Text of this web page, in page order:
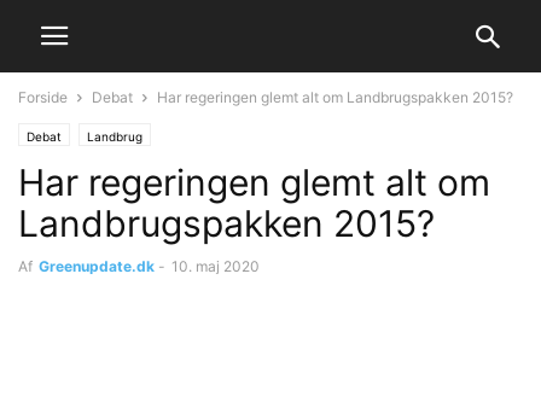
Forside Debat Har regeringen glemt alt om Landbrugspakken 2015?
Debat Landbrug
Har regeringen glemt alt om
Landbrugspakken 2015?
Af Greenupdate.dk - 10. maj 2020